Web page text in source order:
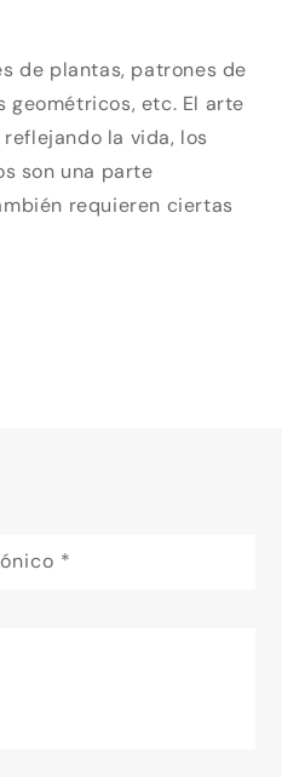
de plantas, patrones de
geométricos, etc. El arte
la vida, los
son una parte
requieren ciertas
*